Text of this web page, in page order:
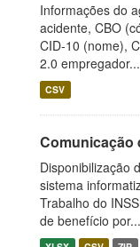
Informações do
acidente, CBO
CID-10 (nome),
2.0 empregador...
CSV
Comunicação
Disponibilização
sistema
Trabalho do
de benefício por...